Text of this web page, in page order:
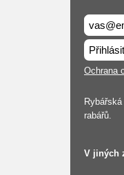
Přihlásit
Ochrana
rabářů.
V jiných